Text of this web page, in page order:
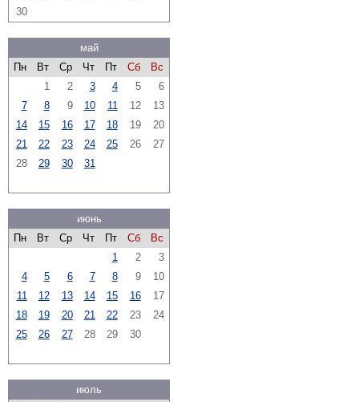
30
май
Пн
Вт Ср Чт Пт Сб
Вс
1
2 3 4 5
6
7
8 9 10 11 12
13
14
15 16 17 18 19
20
21
22 23 24 25 26
27
28
29 30 31
июнь
Пн
Вт Ср Чт Пт Сб
Вс
1
2
3
4
5 6 7 8 9
10
11
12 13 14 15 16
17
18
19 20 21 22 23
24
25
26 27 28 29 30
июль